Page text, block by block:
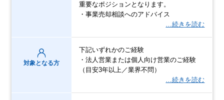
重要なポジションとなります。
・事業売却相談へのアドバイス
…続きを読む
対象となる方
下記いずれかのご経験
・法人営業または個人向け営業のご経験
（目安3年以上／業界不問）
…続きを読む